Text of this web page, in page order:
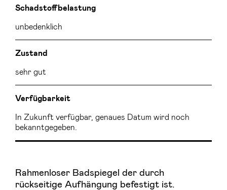
Schadstoffbelastung
unbedenklich
Zustand
sehr gut
Verfügbarkeit
In Zukunft verfügbar, genaues Datum wird noch
bekanntgegeben.
Rahmenloser Badspiegel der durch
rückseitige Aufhängung befestigt ist.